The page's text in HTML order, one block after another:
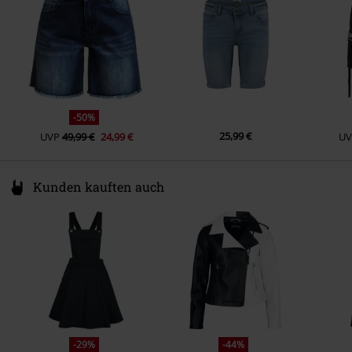
www.emp.de
-50%
UVP 49,99 € 24,99 € 25,99 €
Kunden kauften auch
-29% -44%